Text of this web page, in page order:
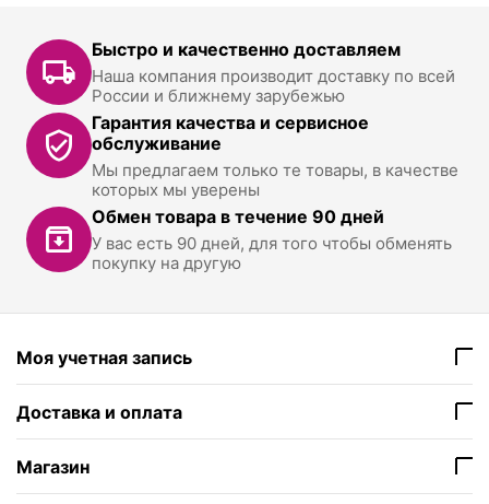
Быстро и качественно доставляем
Наша компания производит доставку по всей
России и ближнему зарубежью
Гарантия качества и сервисное
обслуживание
Мы предлагаем только те товары, в качестве
которых мы уверены
Обмен товара в течение 90 дней
У вас есть 90 дней, для того чтобы обменять
покупку на другую
Моя учетная запись
Доставка и оплата
Магазин